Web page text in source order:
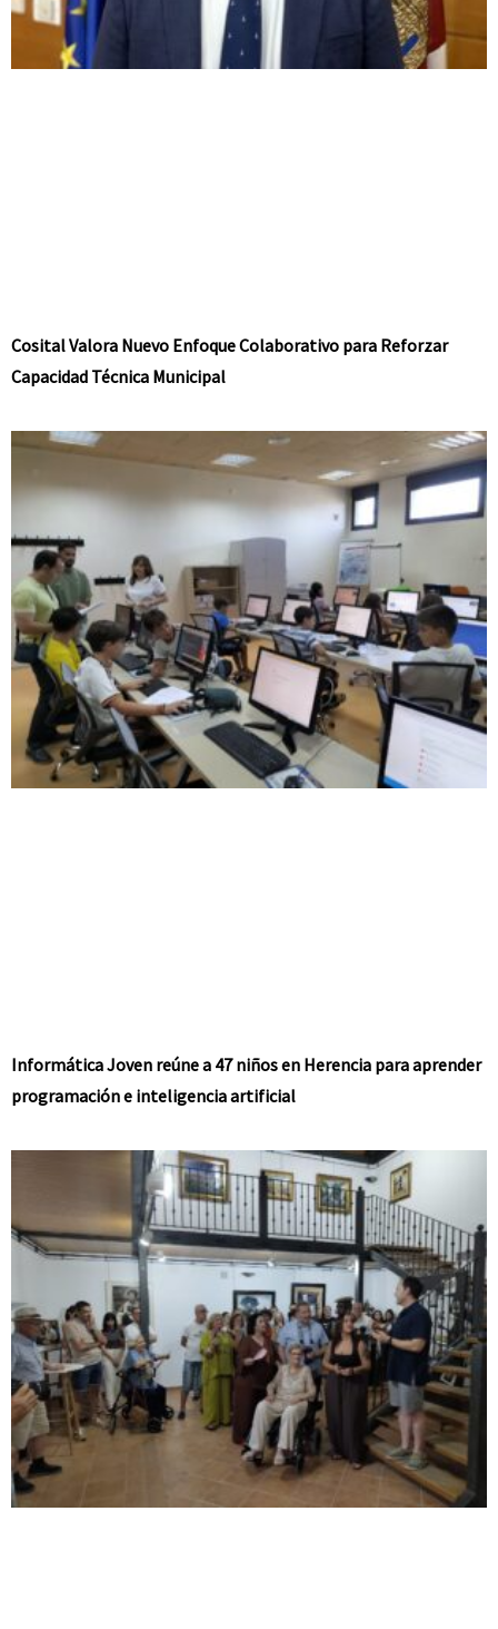
Cosital Valora Nuevo Enfoque Colaborativo para Reforzar
Capacidad Técnica Municipal
Informática Joven reúne a 47 niños en Herencia para aprender
programación e inteligencia artificial